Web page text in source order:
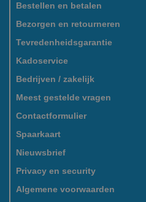
Bestellen en betalen
Bezorgen en retourneren
Tevredenheidsgarantie
Kadoservice
Bedrijven / zakelijk
Meest gestelde vragen
Contactformulier
Spaarkaart
Nieuwsbrief
Privacy en security
Algemene voorwaarden